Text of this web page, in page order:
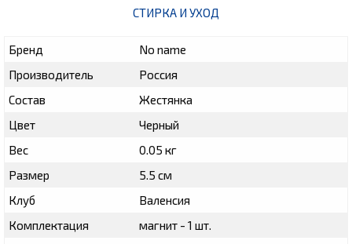
СТИРКА И УХОД
Бренд
No name
Производитель
Россия
Состав
Жестянка
Цвет
Черный
Вес
0.05 кг
Размер
5.5 см
Клуб
Валенсия
Комплектация
магнит - 1 шт.